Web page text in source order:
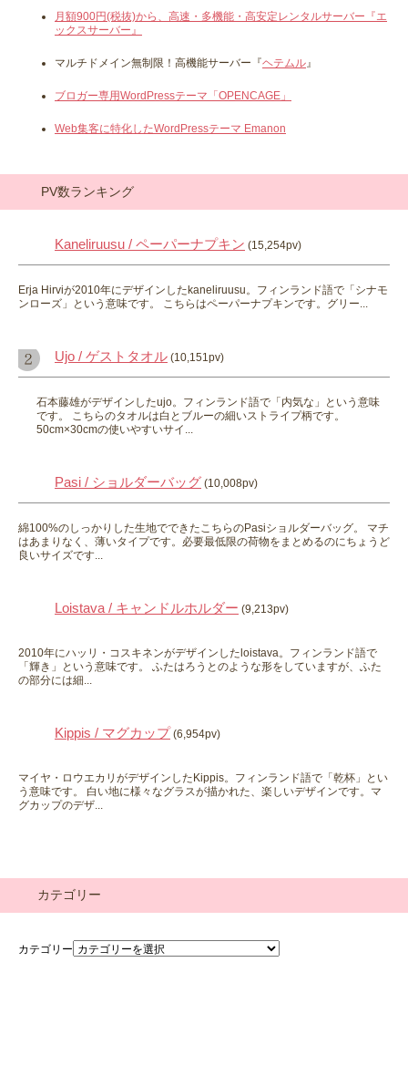
月額900円(税抜)から、高速・多機能・高安定レンタルサーバー『エ
ックスサーバー』
マルチドメイン無制限！高機能サーバー『ヘテムル』
ブロガー専用WordPressテーマ「OPENCAGE」
Web集客に特化したWordPressテーマ Emanon
PV数ランキング
Kaneliruusu / ペーパーナプキン (15,254pv)
Erja Hirviが2010年にデザインしたkaneliruusu。フィンランド語で「シナモ
ンローズ」という意味です。 こちらはペーパーナプキンです。グリー...
Ujo / ゲストタオル (10,151pv)
石本藤雄がデザインしたujo。フィンランド語で「内気な」という意味
です。 こちらのタオルは白とブルーの細いストライプ柄です。
50cm×30cmの使いやすいサイ...
Pasi / ショルダーバッグ (10,008pv)
綿100%のしっかりした生地でできたこちらのPasiショルダーバッグ。 マチ
はあまりなく、薄いタイプです。必要最低限の荷物をまとめるのにちょうど
良いサイズです...
Loistava / キャンドルホルダー (9,213pv)
2010年にハッリ・コスキネンがデザインしたloistava。フィンランド語で
「輝き」という意味です。 ふたはろうとのような形をしていますが、ふた
の部分には細...
Kippis / マグカップ (6,954pv)
マイヤ・ロウエカリがデザインしたKippis。フィンランド語で「乾杯」とい
う意味です。 白い地に様々なグラスが描かれた、楽しいデザインです。マ
グカップのデザ...
カテゴリー
カテゴリー